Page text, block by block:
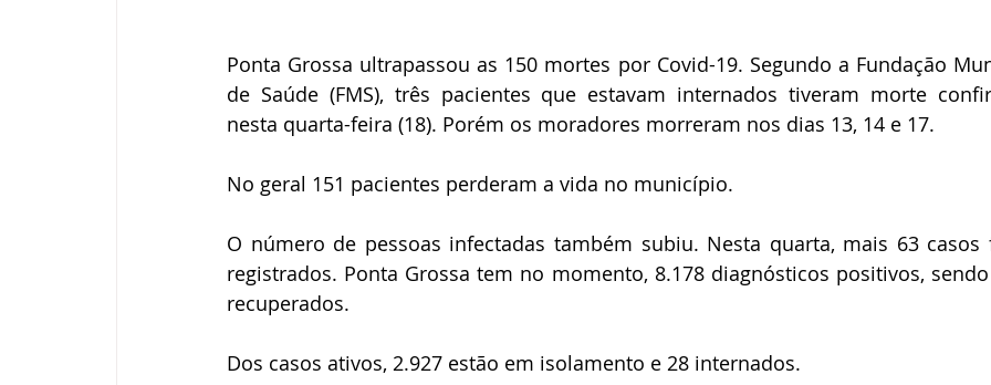
Ponta Grossa ultrapassou as 150 mortes por Covid-19. Segundo a Fundação
de Saúde (FMS), três pacientes que estavam internados tiveram morte
nesta quarta-feira (18). Porém os moradores morreram nos dias 13, 14 e 17.
No geral 151 pacientes perderam a vida no município.
O número de pessoas infectadas também subiu. Nesta quarta, mais 63 casos
registrados. Ponta Grossa tem no momento, 8.178 diagnósticos positivos,
recuperados.
Dos casos ativos, 2.927 estão em isolamento e 28 internados.